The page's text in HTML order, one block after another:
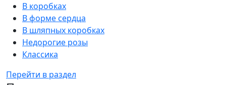
В коробках
В форме сердца
В шляпных коробках
Недорогие розы
Классика
Перейти в раздел